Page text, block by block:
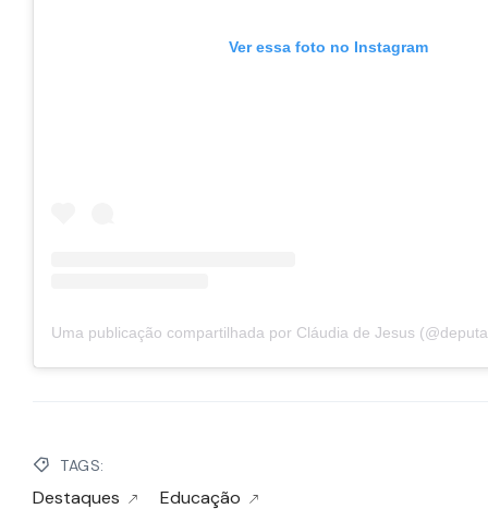
Ver essa foto no Instagram
TAGS:
Destaques Educação